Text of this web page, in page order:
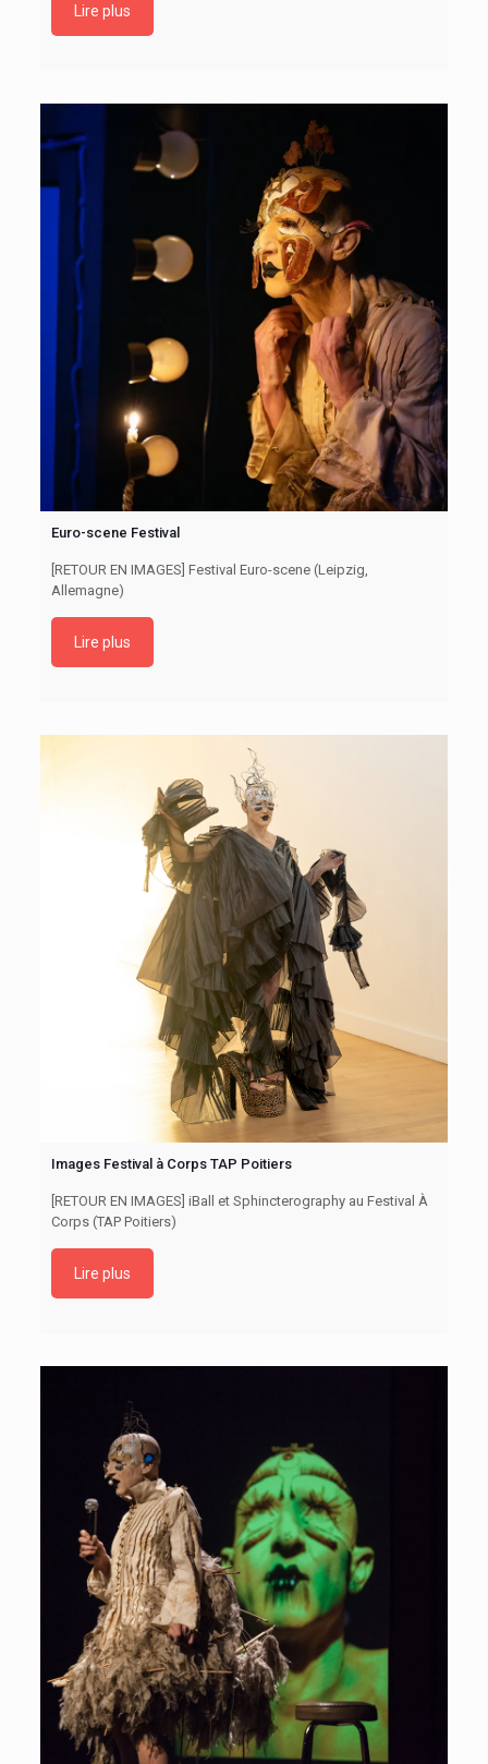
Lire plus
Euro-scene Festival
[RETOUR EN IMAGES] Festival Euro-scene (Leipzig,
Allemagne)
Lire plus
Images Festival à Corps TAP Poitiers
[RETOUR EN IMAGES] iBall et Sphincterography au Festival À
Corps (TAP Poitiers)
Lire plus